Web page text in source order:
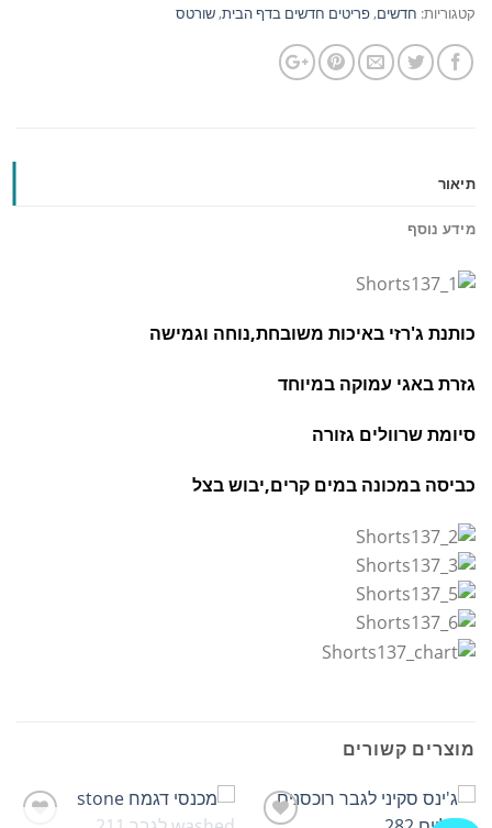
קטגוריות: חדשים,פריטים חדשים בדף הבית,שורטס
תיאור
מידע נוסף
כותנת ג'רזי באיכות משובחת,נוחה וגמישה
גזרת באגי עמוקה במיוחד
סיומת שרוולים גזורה
כביסה במכונה במים קרים,יבוש בצל
מוצרים קשורים